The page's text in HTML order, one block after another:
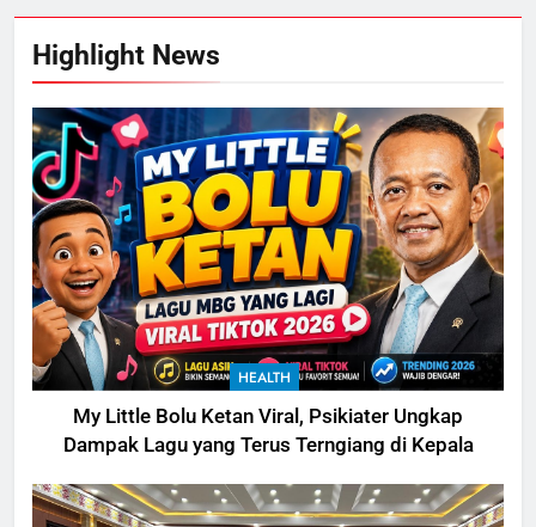
Highlight News
HEALTH
My Little Bolu Ketan Viral, Psikiater Ungkap
Dampak Lagu yang Terus Terngiang di Kepala